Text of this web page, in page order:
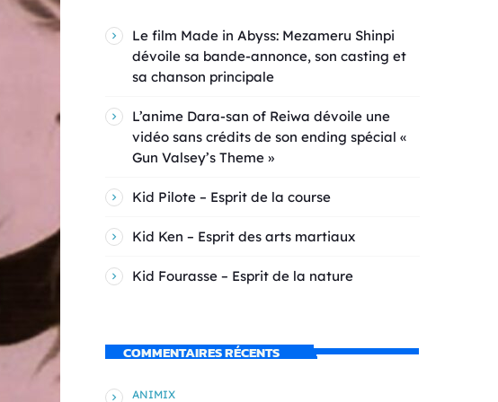
Le film Made in Abyss: Mezameru Shinpi
dévoile sa bande-annonce, son casting et
sa chanson principale
L’anime Dara-san of Reiwa dévoile une
vidéo sans crédits de son ending spécial «
Gun Valsey’s Theme »
Kid Pilote – Esprit de la course
Kid Ken – Esprit des arts martiaux
Kid Fourasse – Esprit de la nature
COMMENTAIRES RÉCENTS
ANIMIX